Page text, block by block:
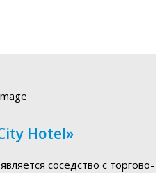
Hotel»
соседство с торгово-